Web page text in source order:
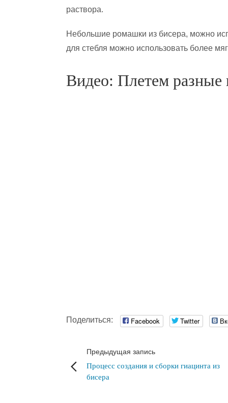
раствора.
Небольшие ромашки из бисера, можно
для стебля можно использовать более
Видео: Плетем
Поделиться: Facebook Twitter
Предыдущая запись
Процесс создания и сборки гиацинта из
бисера